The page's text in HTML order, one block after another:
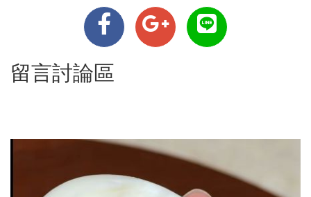
留言討論區